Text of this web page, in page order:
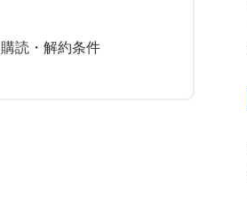
購読・解約条件